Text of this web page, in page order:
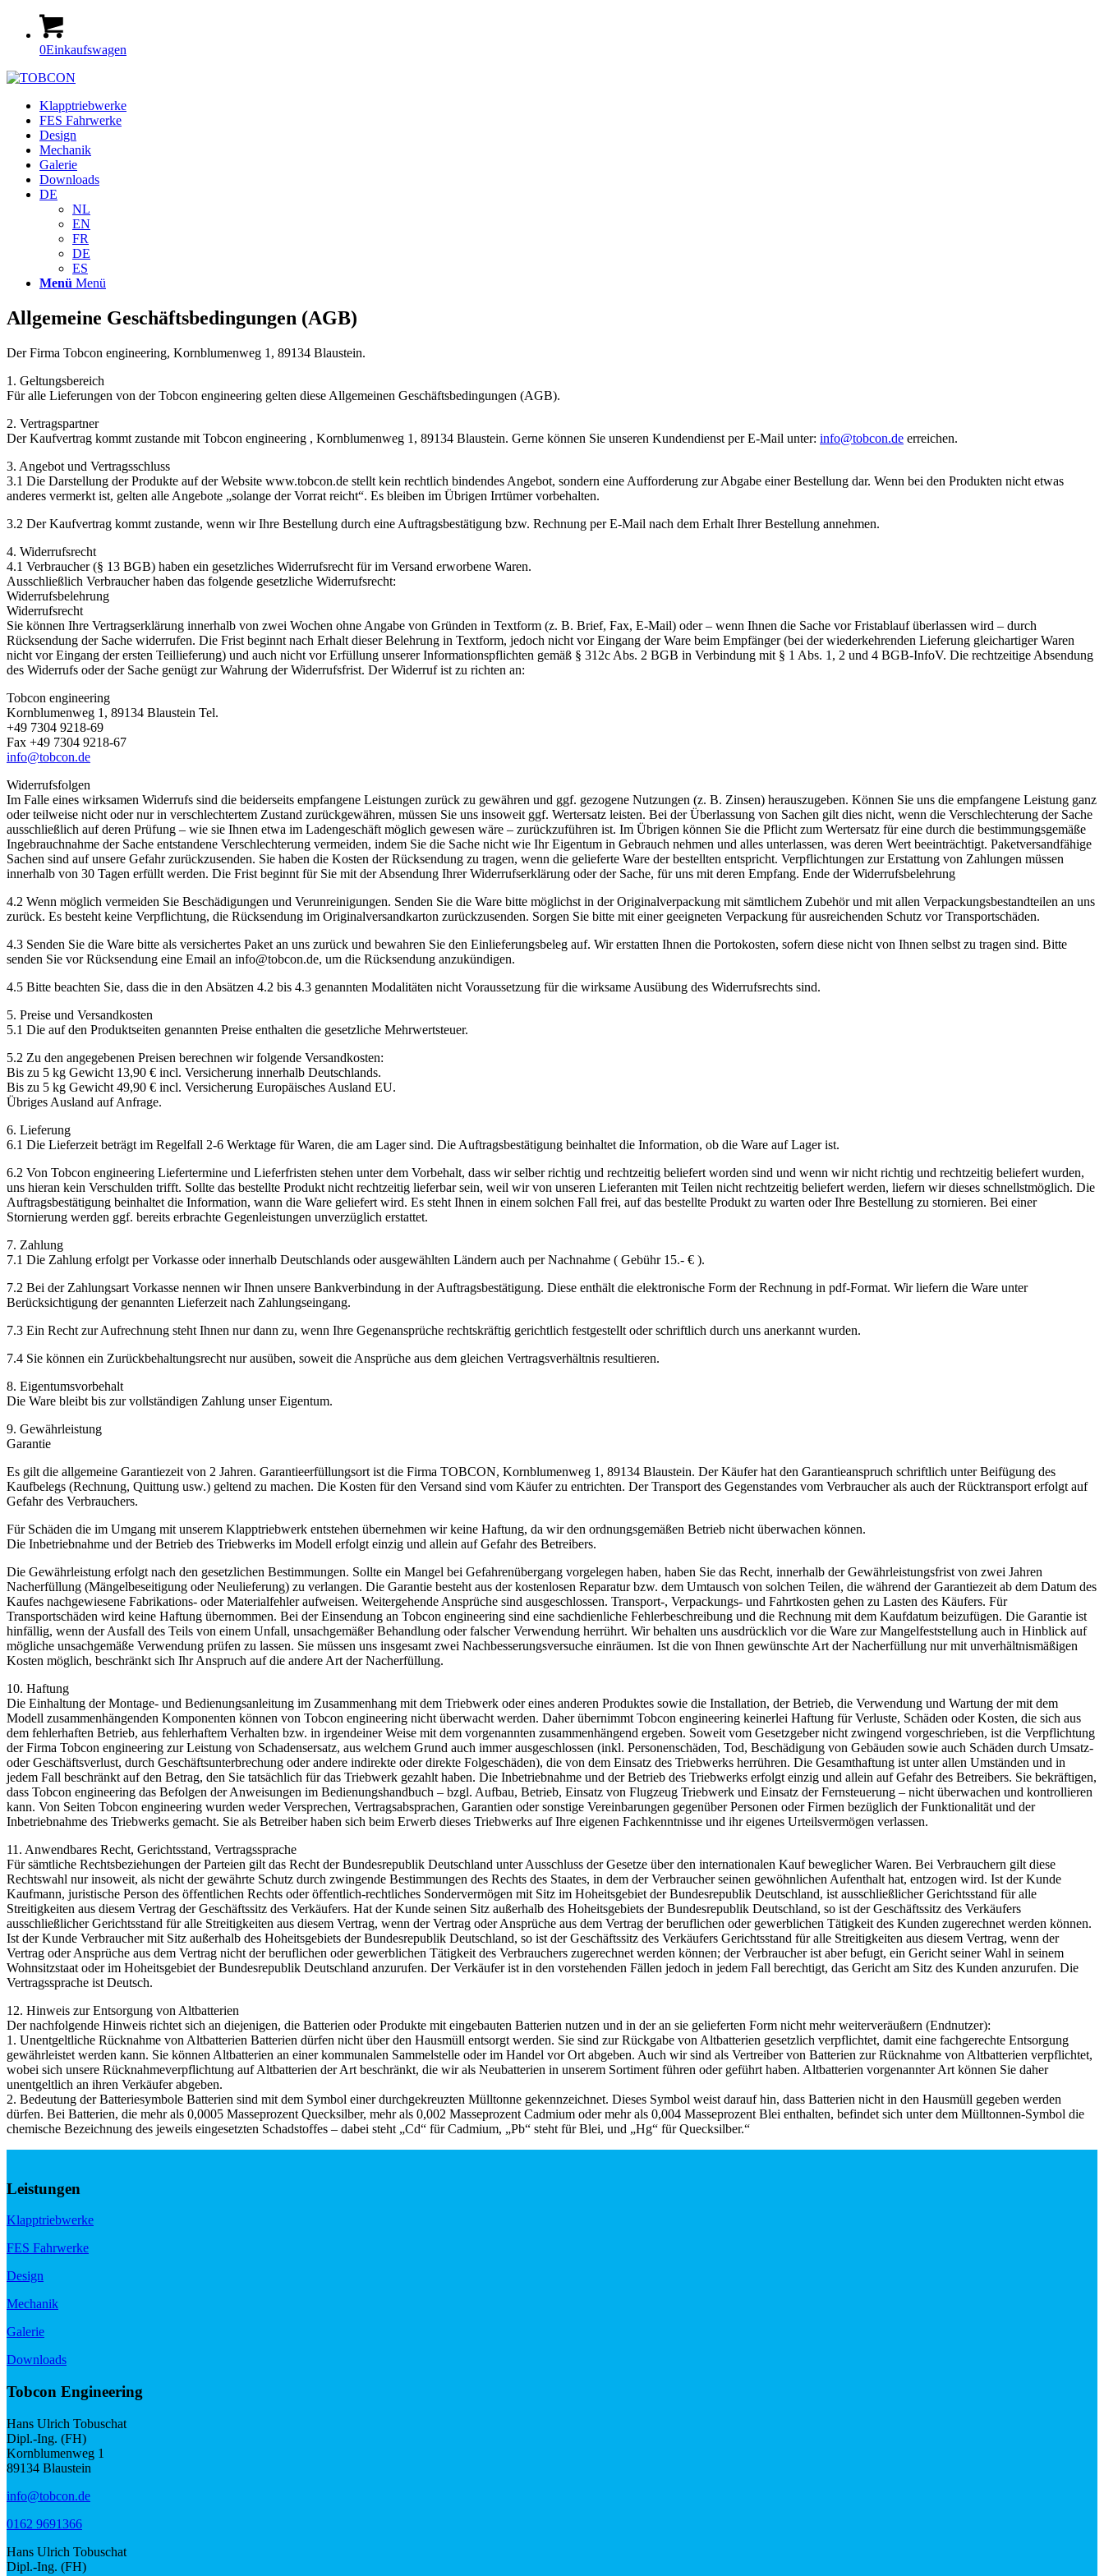
0Einkaufswagen
Klapptriebwerke
FES Fahrwerke
Design
Mechanik
Galerie
Downloads
DE
NL
EN
FR
DE
ES
Menü Menü
Allgemeine Geschäftsbedingungen (AGB)
Der Firma Tobcon engineering, Kornblumenweg 1, 89134 Blaustein.
1. Geltungsbereich
Für alle Lieferungen von der Tobcon engineering gelten diese Allgemeinen Geschäftsbedingungen (AGB).
2. Vertragspartner
Der Kaufvertrag kommt zustande mit Tobcon engineering , Kornblumenweg 1, 89134 Blaustein. Gerne können Sie unseren Kundendienst per E-Mail unter: info@tobcon.de erreichen.
3. Angebot und Vertragsschluss
3.1 Die Darstellung der Produkte auf der Website www.tobcon.de stellt kein rechtlich bindendes Angebot, sondern eine Aufforderung zur Abgabe einer Bestellung dar. Wenn bei den Produkten nicht etwas
anderes vermerkt ist, gelten alle Angebote „solange der Vorrat reicht“. Es bleiben im Übrigen Irrtümer vorbehalten.
3.2 Der Kaufvertrag kommt zustande, wenn wir Ihre Bestellung durch eine Auftragsbestätigung bzw. Rechnung per E-Mail nach dem Erhalt Ihrer Bestellung annehmen.
4. Widerrufsrecht
4.1 Verbraucher (§ 13 BGB) haben ein gesetzliches Widerrufsrecht für im Versand erworbene Waren.
Ausschließlich Verbraucher haben das folgende gesetzliche Widerrufsrecht:
Widerrufsbelehrung
Widerrufsrecht
Sie können Ihre Vertragserklärung innerhalb von zwei Wochen ohne Angabe von Gründen in Textform (z. B. Brief, Fax, E-Mail) oder – wenn Ihnen die Sache vor Fristablauf überlassen wird – durch
Rücksendung der Sache widerrufen. Die Frist beginnt nach Erhalt dieser Belehrung in Textform, jedoch nicht vor Eingang der Ware beim Empfänger (bei der wiederkehrenden Lieferung gleichartiger Waren
nicht vor Eingang der ersten Teillieferung) und auch nicht vor Erfüllung unserer Informationspflichten gemäß § 312c Abs. 2 BGB in Verbindung mit § 1 Abs. 1, 2 und 4 BGB-InfoV. Die rechtzeitige Absendung
des Widerrufs oder der Sache genügt zur Wahrung der Widerrufsfrist. Der Widerruf ist zu richten an:
Tobcon engineering
Kornblumenweg 1, 89134 Blaustein Tel.
+49 7304 9218-69
Fax +49 7304 9218-67
info@tobcon.de
Widerrufsfolgen
Im Falle eines wirksamen Widerrufs sind die beiderseits empfangene Leistungen zurück zu gewähren und ggf. gezogene Nutzungen (z. B. Zinsen) herauszugeben. Können Sie uns die empfangene Leistung ganz
oder teilweise nicht oder nur in verschlechtertem Zustand zurückgewähren, müssen Sie uns insoweit ggf. Wertersatz leisten. Bei der Überlassung von Sachen gilt dies nicht, wenn die Verschlechterung der Sache
ausschließlich auf deren Prüfung – wie sie Ihnen etwa im Ladengeschäft möglich gewesen wäre – zurückzuführen ist. Im Übrigen können Sie die Pflicht zum Wertersatz für eine durch die bestimmungsgemäße
Ingebrauchnahme der Sache entstandene Verschlechterung vermeiden, indem Sie die Sache nicht wie Ihr Eigentum in Gebrauch nehmen und alles unterlassen, was deren Wert beeinträchtigt. Paketversandfähige
Sachen sind auf unsere Gefahr zurückzusenden. Sie haben die Kosten der Rücksendung zu tragen, wenn die gelieferte Ware der bestellten entspricht. Verpflichtungen zur Erstattung von Zahlungen müssen
innerhalb von 30 Tagen erfüllt werden. Die Frist beginnt für Sie mit der Absendung Ihrer Widerrufserklärung oder der Sache, für uns mit deren Empfang. Ende der Widerrufsbelehrung
4.2 Wenn möglich vermeiden Sie Beschädigungen und Verunreinigungen. Senden Sie die Ware bitte möglichst in der Originalverpackung mit sämtlichem Zubehör und mit allen Verpackungsbestandteilen an uns
zurück. Es besteht keine Verpflichtung, die Rücksendung im Originalversandkarton zurückzusenden. Sorgen Sie bitte mit einer geeigneten Verpackung für ausreichenden Schutz vor Transportschäden.
4.3 Senden Sie die Ware bitte als versichertes Paket an uns zurück und bewahren Sie den Einlieferungsbeleg auf. Wir erstatten Ihnen die Portokosten, sofern diese nicht von Ihnen selbst zu tragen sind. Bitte
senden Sie vor Rücksendung eine Email an info@tobcon.de, um die Rücksendung anzukündigen.
4.5 Bitte beachten Sie, dass die in den Absätzen 4.2 bis 4.3 genannten Modalitäten nicht Voraussetzung für die wirksame Ausübung des Widerrufsrechts sind.
5. Preise und Versandkosten
5.1 Die auf den Produktseiten genannten Preise enthalten die gesetzliche Mehrwertsteuer.
5.2 Zu den angegebenen Preisen berechnen wir folgende Versandkosten:
Bis zu 5 kg Gewicht 13,90 € incl. Versicherung innerhalb Deutschlands.
Bis zu 5 kg Gewicht 49,90 € incl. Versicherung Europäisches Ausland EU.
Übriges Ausland auf Anfrage.
6. Lieferung
6.1 Die Lieferzeit beträgt im Regelfall 2-6 Werktage für Waren, die am Lager sind. Die Auftragsbestätigung beinhaltet die Information, ob die Ware auf Lager ist.
6.2 Von Tobcon engineering Liefertermine und Lieferfristen stehen unter dem Vorbehalt, dass wir selber richtig und rechtzeitig beliefert worden sind und wenn wir nicht richtig und rechtzeitig beliefert wurden,
uns hieran kein Verschulden trifft. Sollte das bestellte Produkt nicht rechtzeitig lieferbar sein, weil wir von unseren Lieferanten mit Teilen nicht rechtzeitig beliefert werden, liefern wir dieses schnellstmöglich. Die
Auftragsbestätigung beinhaltet die Information, wann die Ware geliefert wird. Es steht Ihnen in einem solchen Fall frei, auf das bestellte Produkt zu warten oder Ihre Bestellung zu stornieren. Bei einer
Stornierung werden ggf. bereits erbrachte Gegenleistungen unverzüglich erstattet.
7. Zahlung
7.1 Die Zahlung erfolgt per Vorkasse oder innerhalb Deutschlands oder ausgewählten Ländern auch per Nachnahme ( Gebühr 15.- € ).
7.2 Bei der Zahlungsart Vorkasse nennen wir Ihnen unsere Bankverbindung in der Auftragsbestätigung. Diese enthält die elektronische Form der Rechnung in pdf-Format. Wir liefern die Ware unter
Berücksichtigung der genannten Lieferzeit nach Zahlungseingang.
7.3 Ein Recht zur Aufrechnung steht Ihnen nur dann zu, wenn Ihre Gegenansprüche rechtskräftig gerichtlich festgestellt oder schriftlich durch uns anerkannt wurden.
7.4 Sie können ein Zurückbehaltungsrecht nur ausüben, soweit die Ansprüche aus dem gleichen Vertragsverhältnis resultieren.
8. Eigentumsvorbehalt
Die Ware bleibt bis zur vollständigen Zahlung unser Eigentum.
9. Gewährleistung
Garantie
Es gilt die allgemeine Garantiezeit von 2 Jahren. Garantieerfüllungsort ist die Firma TOBCON, Kornblumenweg 1, 89134 Blaustein. Der Käufer hat den Garantieanspruch schriftlich unter Beifügung des
Kaufbelegs (Rechnung, Quittung usw.) geltend zu machen. Die Kosten für den Versand sind vom Käufer zu entrichten. Der Transport des Gegenstandes vom Verbraucher als auch der Rücktransport erfolgt auf
Gefahr des Verbrauchers.
Für Schäden die im Umgang mit unserem Klapptriebwerk entstehen übernehmen wir keine Haftung, da wir den ordnungsgemäßen Betrieb nicht überwachen können.
Die Inbetriebnahme und der Betrieb des Triebwerks im Modell erfolgt einzig und allein auf Gefahr des Betreibers.
Die Gewährleistung erfolgt nach den gesetzlichen Bestimmungen. Sollte ein Mangel bei Gefahrenübergang vorgelegen haben, haben Sie das Recht, innerhalb der Gewährleistungsfrist von zwei Jahren
Nacherfüllung (Mängelbeseitigung oder Neulieferung) zu verlangen. Die Garantie besteht aus der kostenlosen Reparatur bzw. dem Umtausch von solchen Teilen, die während der Garantiezeit ab dem Datum des
Kaufes nachgewiesene Fabrikations- oder Materialfehler aufweisen. Weitergehende Ansprüche sind ausgeschlossen. Transport-, Verpackungs- und Fahrtkosten gehen zu Lasten des Käufers. Für
Transportschäden wird keine Haftung übernommen. Bei der Einsendung an Tobcon engineering sind eine sachdienliche Fehlerbeschreibung und die Rechnung mit dem Kaufdatum beizufügen. Die Garantie ist
hinfällig, wenn der Ausfall des Teils von einem Unfall, unsachgemäßer Behandlung oder falscher Verwendung herrührt. Wir behalten uns ausdrücklich vor die Ware zur Mangelfeststellung auch in Hinblick auf
mögliche unsachgemäße Verwendung prüfen zu lassen. Sie müssen uns insgesamt zwei Nachbesserungsversuche einräumen. Ist die von Ihnen gewünschte Art der Nacherfüllung nur mit unverhältnismäßigen
Kosten möglich, beschränkt sich Ihr Anspruch auf die andere Art der Nacherfüllung.
10. Haftung
Die Einhaltung der Montage- und Bedienungsanleitung im Zusammenhang mit dem Triebwerk oder eines anderen Produktes sowie die Installation, der Betrieb, die Verwendung und Wartung der mit dem
Modell zusammenhängenden Komponenten können von Tobcon engineering nicht überwacht werden. Daher übernimmt Tobcon engineering keinerlei Haftung für Verluste, Schäden oder Kosten, die sich aus
dem fehlerhaften Betrieb, aus fehlerhaftem Verhalten bzw. in irgendeiner Weise mit dem vorgenannten zusammenhängend ergeben. Soweit vom Gesetzgeber nicht zwingend vorgeschrieben, ist die Verpflichtung
der Firma Tobcon engineering zur Leistung von Schadensersatz, aus welchem Grund auch immer ausgeschlossen (inkl. Personenschäden, Tod, Beschädigung von Gebäuden sowie auch Schäden durch Umsatz-
oder Geschäftsverlust, durch Geschäftsunterbrechung oder andere indirekte oder direkte Folgeschäden), die von dem Einsatz des Triebwerks herrühren. Die Gesamthaftung ist unter allen Umständen und in
jedem Fall beschränkt auf den Betrag, den Sie tatsächlich für das Triebwerk gezahlt haben. Die Inbetriebnahme und der Betrieb des Triebwerks erfolgt einzig und allein auf Gefahr des Betreibers. Sie bekräftigen,
dass Tobcon engineering das Befolgen der Anweisungen im Bedienungshandbuch – bzgl. Aufbau, Betrieb, Einsatz von Flugzeug Triebwerk und Einsatz der Fernsteuerung – nicht überwachen und kontrollieren
kann. Von Seiten Tobcon engineering wurden weder Versprechen, Vertragsabsprachen, Garantien oder sonstige Vereinbarungen gegenüber Personen oder Firmen bezüglich der Funktionalität und der
Inbetriebnahme des Triebwerks gemacht. Sie als Betreiber haben sich beim Erwerb dieses Triebwerks auf Ihre eigenen Fachkenntnisse und ihr eigenes Urteilsvermögen verlassen.
11. Anwendbares Recht, Gerichtsstand, Vertragssprache
Für sämtliche Rechtsbeziehungen der Parteien gilt das Recht der Bundesrepublik Deutschland unter Ausschluss der Gesetze über den internationalen Kauf beweglicher Waren. Bei Verbrauchern gilt diese
Rechtswahl nur insoweit, als nicht der gewährte Schutz durch zwingende Bestimmungen des Rechts des Staates, in dem der Verbraucher seinen gewöhnlichen Aufenthalt hat, entzogen wird. Ist der Kunde
Kaufmann, juristische Person des öffentlichen Rechts oder öffentlich-rechtliches Sondervermögen mit Sitz im Hoheitsgebiet der Bundesrepublik Deutschland, ist ausschließlicher Gerichtsstand für alle
Streitigkeiten aus diesem Vertrag der Geschäftssitz des Verkäufers. Hat der Kunde seinen Sitz außerhalb des Hoheitsgebiets der Bundesrepublik Deutschland, so ist der Geschäftssitz des Verkäufers
ausschließlicher Gerichtsstand für alle Streitigkeiten aus diesem Vertrag, wenn der Vertrag oder Ansprüche aus dem Vertrag der beruflichen oder gewerblichen Tätigkeit des Kunden zugerechnet werden können.
Ist der Kunde Verbraucher mit Sitz außerhalb des Hoheitsgebiets der Bundesrepublik Deutschland, so ist der Geschäftssitz des Verkäufers Gerichtsstand für alle Streitigkeiten aus diesem Vertrag, wenn der
Vertrag oder Ansprüche aus dem Vertrag nicht der beruflichen oder gewerblichen Tätigkeit des Verbrauchers zugerechnet werden können; der Verbraucher ist aber befugt, ein Gericht seiner Wahl in seinem
Wohnsitzstaat oder im Hoheitsgebiet der Bundesrepublik Deutschland anzurufen. Der Verkäufer ist in den vorstehenden Fällen jedoch in jedem Fall berechtigt, das Gericht am Sitz des Kunden anzurufen. Die
Vertragssprache ist Deutsch.
12. Hinweis zur Entsorgung von Altbatterien
Der nachfolgende Hinweis richtet sich an diejenigen, die Batterien oder Produkte mit eingebauten Batterien nutzen und in der an sie gelieferten Form nicht mehr weiterveräußern (Endnutzer):
1. Unentgeltliche Rücknahme von Altbatterien Batterien dürfen nicht über den Hausmüll entsorgt werden. Sie sind zur Rückgabe von Altbatterien gesetzlich verpflichtet, damit eine fachgerechte Entsorgung
gewährleistet werden kann. Sie können Altbatterien an einer kommunalen Sammelstelle oder im Handel vor Ort abgeben. Auch wir sind als Vertreiber von Batterien zur Rücknahme von Altbatterien verpflichtet,
wobei sich unsere Rücknahmeverpflichtung auf Altbatterien der Art beschränkt, die wir als Neubatterien in unserem Sortiment führen oder geführt haben. Altbatterien vorgenannter Art können Sie daher
unentgeltlich an ihren Verkäufer abgeben.
2. Bedeutung der Batteriesymbole Batterien sind mit dem Symbol einer durchgekreuzten Mülltonne gekennzeichnet. Dieses Symbol weist darauf hin, dass Batterien nicht in den Hausmüll gegeben werden
dürfen. Bei Batterien, die mehr als 0,0005 Masseprozent Quecksilber, mehr als 0,002 Masseprozent Cadmium oder mehr als 0,004 Masseprozent Blei enthalten, befindet sich unter dem Mülltonnen-Symbol die
chemische Bezeichnung des jeweils eingesetzten Schadstoffes – dabei steht „Cd“ für Cadmium, „Pb“ steht für Blei, und „Hg“ für Quecksilber.“
Leistungen
Klapptriebwerke
FES Fahrwerke
Design
Mechanik
Galerie
Downloads
Tobcon Engineering
Hans Ulrich Tobuschat
Dipl.-Ing. (FH)
Kornblumenweg 1
89134 Blaustein
info@tobcon.de
0162 9691366
Hans Ulrich Tobuschat
Dipl.-Ing. (FH)